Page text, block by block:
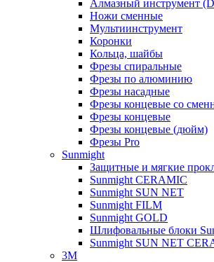
Алмазный инструмент
Ножи сменные
Мультиинструмент
Коронки
Кольца, шайбы
Фрезы спиральные
Фрезы по алюминию
Фрезы насадные
Фрезы концевые со
Фрезы концевые
Фрезы концевые (дюйм)
Фрезы Pro
Sunmight
Защитные и мягкие
Sunmight CERAMIC
Sunmight SUN NET
Sunmight FILM
Sunmight GOLD
Шлифовальные блоки
Sunmight SUN NET
3M